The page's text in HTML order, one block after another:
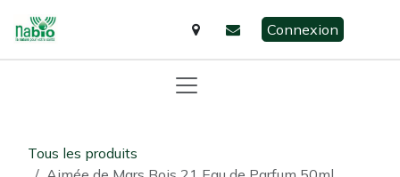
Connexion
Tous les produits